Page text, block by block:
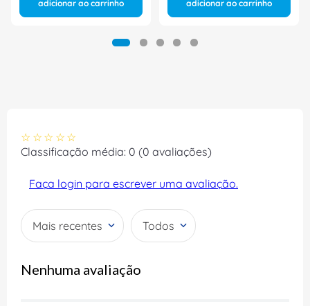
adicionar ao carrinho adicionar ao carrinho
☆ ☆ ☆ ☆ ☆
Classificação média: 0 (0 avaliações)
Faça login para escrever uma avaliação.
Mais recentes Todos
Nenhuma avaliação